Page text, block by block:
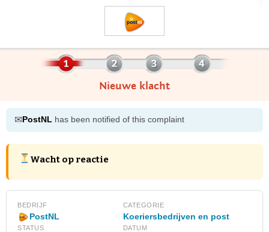
Nieuwe klacht
✉PostNL has been notified of this complaint
Wacht op reactie
BEDRIJF
PostNL
CATEGORIE
Koeriersbedrijven en post
STATUS DATUM